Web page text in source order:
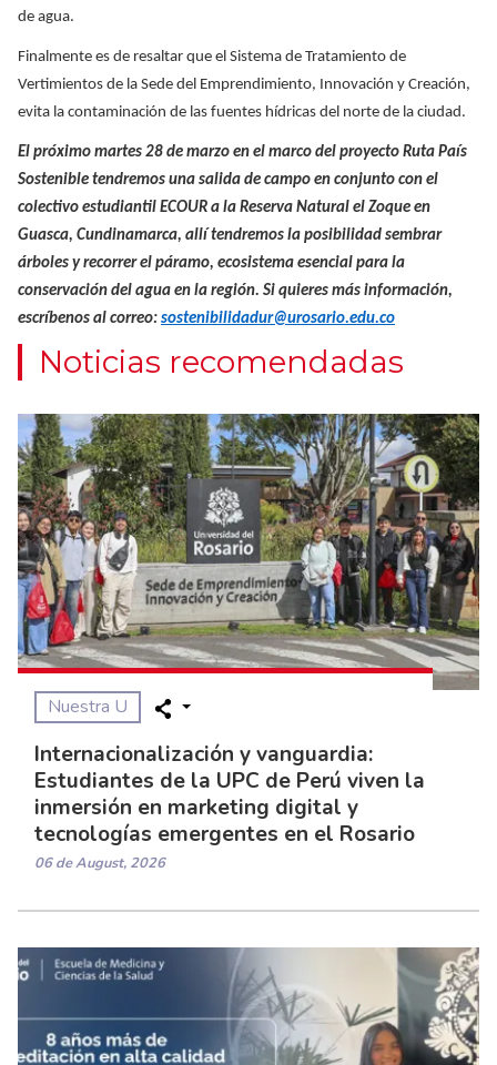
de agua.
Finalmente es de resaltar que el Sistema de Tratamiento de
Vertimientos de la Sede del Emprendimiento, Innovación y Creación,
evita la contaminación de las fuentes hídricas del norte de la ciudad.
El próximo martes 28 de marzo en el marco del proyecto Ruta País
Sostenible tendremos una salida de campo en conjunto con el
colectivo estudiantil ECOUR a la Reserva Natural el Zoque en
Guasca, Cundinamarca, allí tendremos la posibilidad sembrar
árboles y recorrer el páramo, ecosistema esencial para la
conservación del agua en la región. Si quieres más información,
escríbenos al correo: sostenibilidadur@urosario.edu.co
Noticias recomendadas
Nuestra U
Internacionalización y vanguardia:
Estudiantes de la UPC de Perú viven la
inmersión en marketing digital y
tecnologías emergentes en el Rosario
06 de August, 2026